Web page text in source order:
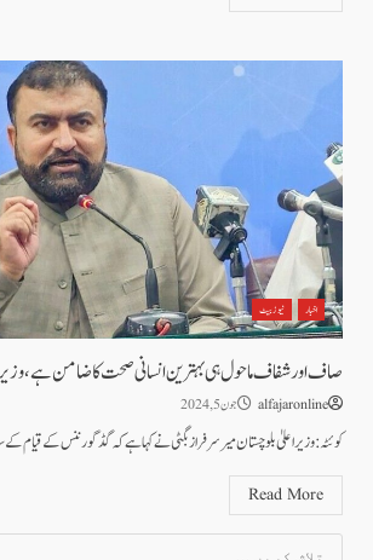
اخبار نیوز بیٹ
صاف اور شفاف ماحول ہی بہترین انسانی صحت کا ضامن ہے،وزیر
alfajaronline جون 5, 2024
کوئٹہ :وزیراعلیٰ بلوچستان میر سرفراز بگٹی نے کہا ہے کہ گڈ گورننس کے قیام
Read More